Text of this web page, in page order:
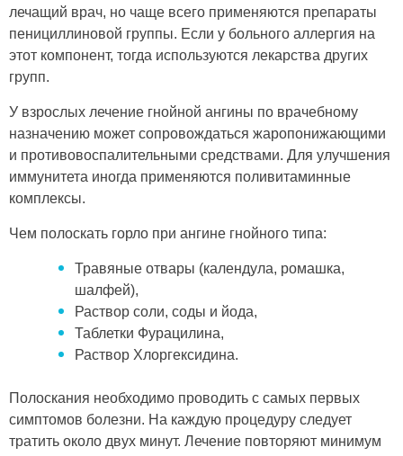
лечащий врач, но чаще всего применяются препараты
пенициллиновой группы. Если у больного аллергия на
этот компонент, тогда используются лекарства других
групп.
У взрослых лечение гнойной ангины по врачебному
назначению может сопровождаться жаропонижающими
и противовоспалительными средствами. Для улучшения
иммунитета иногда применяются поливитаминные
комплексы.
Чем полоскать горло при ангине гнойного типа:
Травяные отвары (календула, ромашка,
шалфей),
Раствор соли, соды и йода,
Таблетки Фурацилина,
Раствор Хлоргексидина.
Полоскания необходимо проводить с самых первых
симптомов болезни. На каждую процедуру следует
тратить около двух минут. Лечение повторяют минимум